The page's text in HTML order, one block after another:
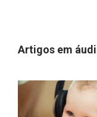
Artigos em